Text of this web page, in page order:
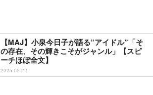
【MAJ】小泉今日子が語る”アイドル”「そ
の存在、その輝きこそがジャンル」【スピ
ーチほぼ全文】
2025-05-22